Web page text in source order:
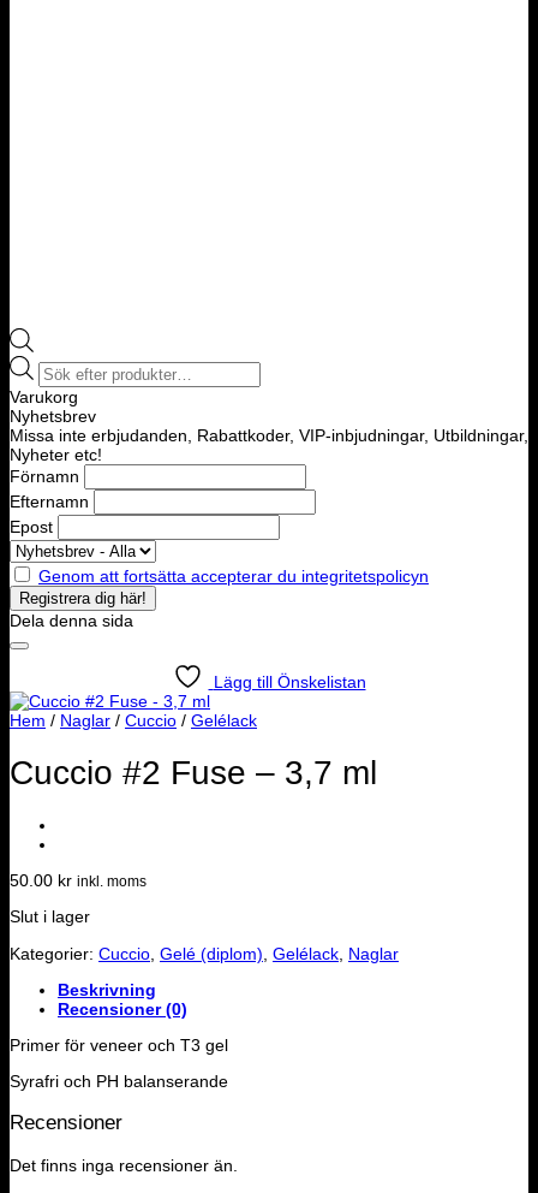
Products
search
Varukorg
Nyhetsbrev
Missa inte erbjudanden, Rabattkoder, VIP-inbjudningar, Utbildningar,
Nyheter etc!
Förnamn
Efternamn
Epost
Genom att fortsätta accepterar du integritetspolicyn
Dela denna sida
Lägg till Önskelistan
Hem / Naglar / Cuccio / Gelélack
Cuccio #2 Fuse – 3,7 ml
50.00 kr inkl. moms
Slut i lager
Kategorier: Cuccio Gelé (diplom) Gelélack Naglar
Beskrivning
Recensioner (0)
Primer för veneer och T3 gel
Syrafri och PH balanserande
Recensioner
Det finns inga recensioner än.